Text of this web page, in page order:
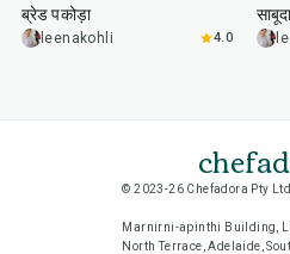
ब्रेड पकोड़ा
leenakohli 4.0
© 2023-26 Chefadora Pty
Marnirni-apinthi Building,
North Terrace, Adelaide,